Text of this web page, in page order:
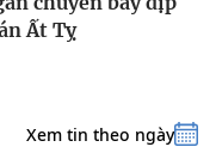
Ất Tỵ
Xem tin theo ngày